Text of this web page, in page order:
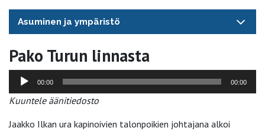
Asuminen ja ympäristö
Pako Turun linnasta
Äänitoistin00:00 00:00
Kuuntele äänitiedosto
Jaakko Ilkan ura kapinoivien talonpoikien johtajana alkoi